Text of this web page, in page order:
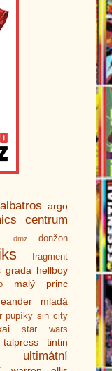
albatros argo
centrum
dmz donžon
fragment
grada hellboy
malý princ
mladá
pupíky sin city
star wars
talpress tintin
ultimátní